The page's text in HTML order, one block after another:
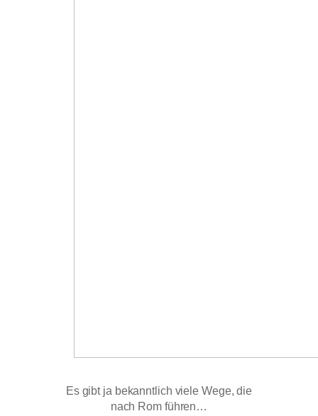
Es gibt ja bekanntlich viele Wege, die
nach Rom führen…